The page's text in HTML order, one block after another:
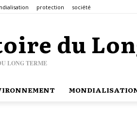
protection société
du
LONG TERME